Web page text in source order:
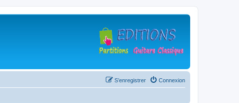
Connexion
S’enregistrer